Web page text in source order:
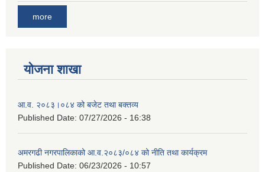
more
योजना शाखा
आ.व. २०८३।०८४ को बजेट तथा बक्तव्य
Published Date: 07/27/2026 - 16:38
अमरगढी नगरपालिकाको आ.व.२०८३/०८४ को नीति तथा कार्यक्रम
Published Date: 06/23/2026 - 10:57